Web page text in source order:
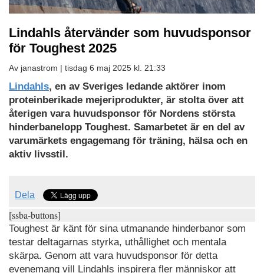
Lindahls återvänder som huvudsponsor
för Toughest 2025
Av janastrom | tisdag 6 maj 2025 kl. 21:33
Lindahls, en av Sveriges ledande aktörer inom
proteinberikade mejeriprodukter, är stolta över att
återigen vara huvudsponsor för Nordens största
hinderbanelopp Toughest. Samarbetet är en del av
varumärkets engagemang för träning, hälsa och en
aktiv livsstil.
Dela
[ssba-buttons]
Toughest är känt för sina utmanande hinderbanor som
testar deltagarnas styrka, uthållighet och mentala
skärpa. Genom att vara huvudsponsor för detta
evenemang vill Lindahls inspirera fler människor att